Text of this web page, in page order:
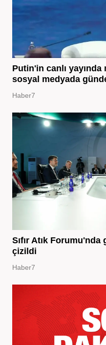
Putin'in canlı
sosyal medyada
Haber7
Sıfır Atık
çizildi
Haber7